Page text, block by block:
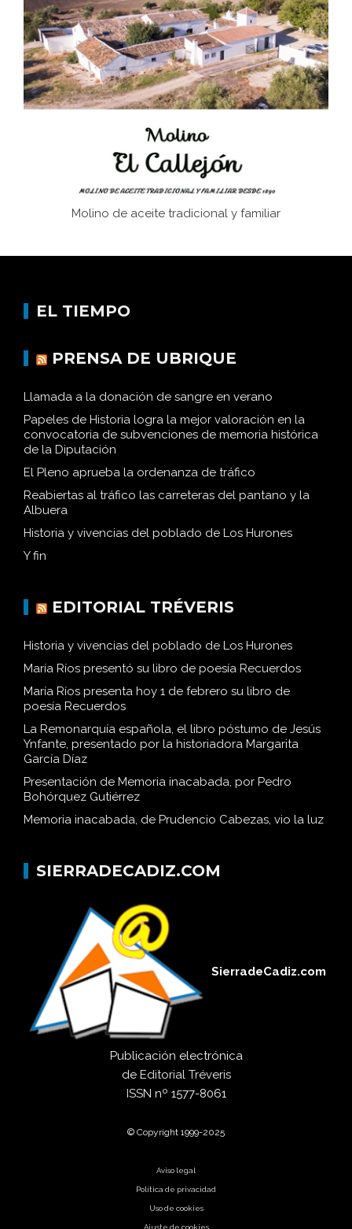
Juntar las letras. La alfabetización en el campo: del
afán de saber a la autogestión
Historia y vivencias del poblado de Los Hurones
Molino de aceite tradicional y familiar
EL TIEMPO
PRENSA DE UBRIQUE
Llamada a la donación de sangre en verano
Papeles de Historia logra la mejor valoración en la
convocatoria de subvenciones de memoria histórica
de la Diputación
El Pleno aprueba la ordenanza de tráfico
Reabiertas al tráfico las carreteras del pantano y la
Albuera
Historia y vivencias del poblado de Los Hurones
Y fin
EDITORIAL TRÉVERIS
Historia y vivencias del poblado de Los Hurones
María Ríos presentó su libro de poesía Recuerdos
María Ríos presenta hoy 1 de febrero su libro de
poesía Recuerdos
La Remonarquía española, el libro póstumo de Jesús
Ynfante, presentado por la historiadora Margarita
García Díaz
Presentación de Memoria inacabada, por Pedro
Bohórquez Gutiérrez
Memoria inacabada, de Prudencio Cabezas, vio la luz
SIERRADECADIZ.COM
SierradeCadiz.com
Publicación electrónica
de Editorial Tréveris
ISSN nº 1577-8061
© Copyright 1999-2025
Aviso legal
Política de privacidad
Uso de cookies